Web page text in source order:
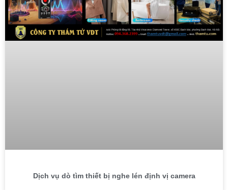
Dịch vụ dò tìm thiết bị nghe lén định vị camera